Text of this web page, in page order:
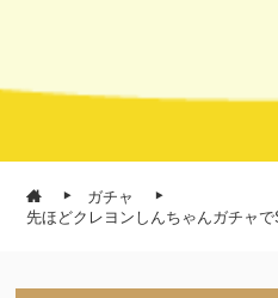
ガチャ
先ほどクレヨンしんちゃんガチャで